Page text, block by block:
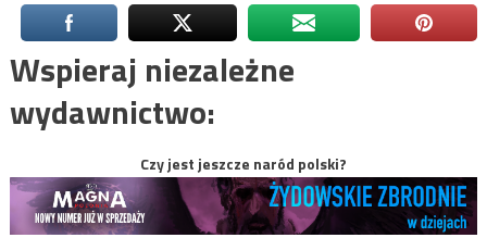
Wspieraj niezależne
wydawnictwo:
Czy jest jeszcze naród polski?